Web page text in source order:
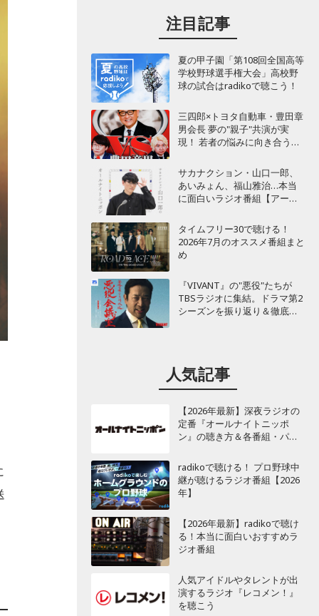
注目記事
夏の甲子園「第108回全国高等
学校野球選手権大会」高校野
球の試合はradikoで聴こう！
三四郎×トヨタ自動車・豊田章
男会長 夢の"親子"共演が実
現！ 若者の悩みに向き合うポ
サカナクション・山口一郎、
あいみょん、福山雅治…本当
に面白いラジオ番組【アーテ
タイムフリー30で聴ける！
2026年7月のオススメ番組まと
め
『VIVANT』の"悪役"たちが
TBSラジオに集結。ドラマ第2
シーズンを振り返り＆徹底考
人気記事
【2026年最新】深夜ラジオの
定番『オールナイトニッポ
ン』の聴き方＆各番組・パー
radikoで聴ける！ プロ野球中
継が聴けるラジオ番組【2026
年】
【2026年最新】radikoで聴け
る！本当に面白いおすすめラ
ジオ番組
人気アイドルやタレントが出
演するラジオ『レコメン！』
を聴こう